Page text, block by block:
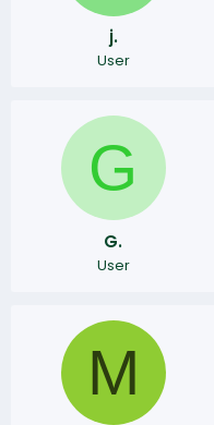
j.
User
G
G.
User
M